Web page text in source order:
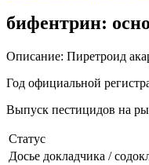
бифентрин:
Описание: Пиретроид
Год официальной
Выпуск пестицидов на
Статус
Досье докладчика /